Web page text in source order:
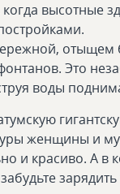
высотные
отыщем
Это
воды
женщины и
и красиво. А в